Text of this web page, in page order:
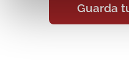
Guarda